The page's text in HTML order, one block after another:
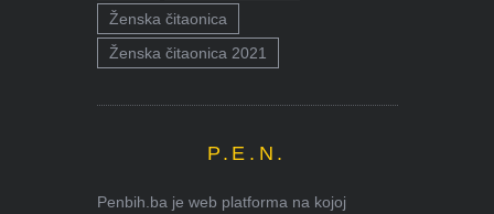
Ženska čitaonica
Ženska čitaonica 2021
P.E.N.
Penbih.ba je web platforma na kojoj